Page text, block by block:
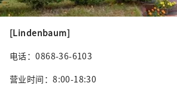
[Lindenbaum]
电话：0868-36-6103
营业时间：8:00-18:30